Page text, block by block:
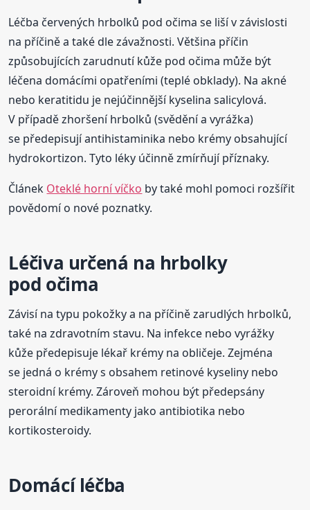
Léčba červených hrbolků pod očima se liší v závislosti
na příčině a také dle závažnosti. Většina příčin
způsobujících zarudnutí kůže pod očima může být
léčena domácími opatřeními (teplé obklady). Na akné
nebo keratitidu je nejúčinnější kyselina salicylová.
V případě zhoršení hrbolků (svědění a vyrážka)
se předepisují antihistaminika nebo krémy obsahující
hydrokortizon. Tyto léky účinně zmírňují příznaky.
Článek Oteklé horní víčko by také mohl pomoci rozšířit
povědomí o nové poznatky.
Léčiva určená na hrbolky
pod očima
Závisí na typu pokožky a na příčině zarudlých hrbolků,
také na zdravotním stavu. Na infekce nebo vyrážky
kůže předepisuje lékař krémy na obličeje. Zejména
se jedná o krémy s obsahem retinové kyseliny nebo
steroidní krémy. Zároveň mohou být předepsány
perorální medikamenty jako antibiotika nebo
kortikosteroidy.
Domácí léčba